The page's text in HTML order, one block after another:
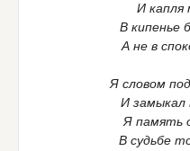
И капля
В кипенье
А не в
Я словом
И замыкал
Я память
В судьбе